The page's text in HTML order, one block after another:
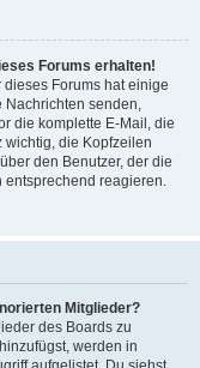
Forums erhalten!
Forums hat einige
Nachrichten senden,
die komplette E-Mail, die
wichtig, die Kopfzeilen
den Benutzer, der die
entsprechend reagieren.
Mitglieder?
des Boards zu
werden in